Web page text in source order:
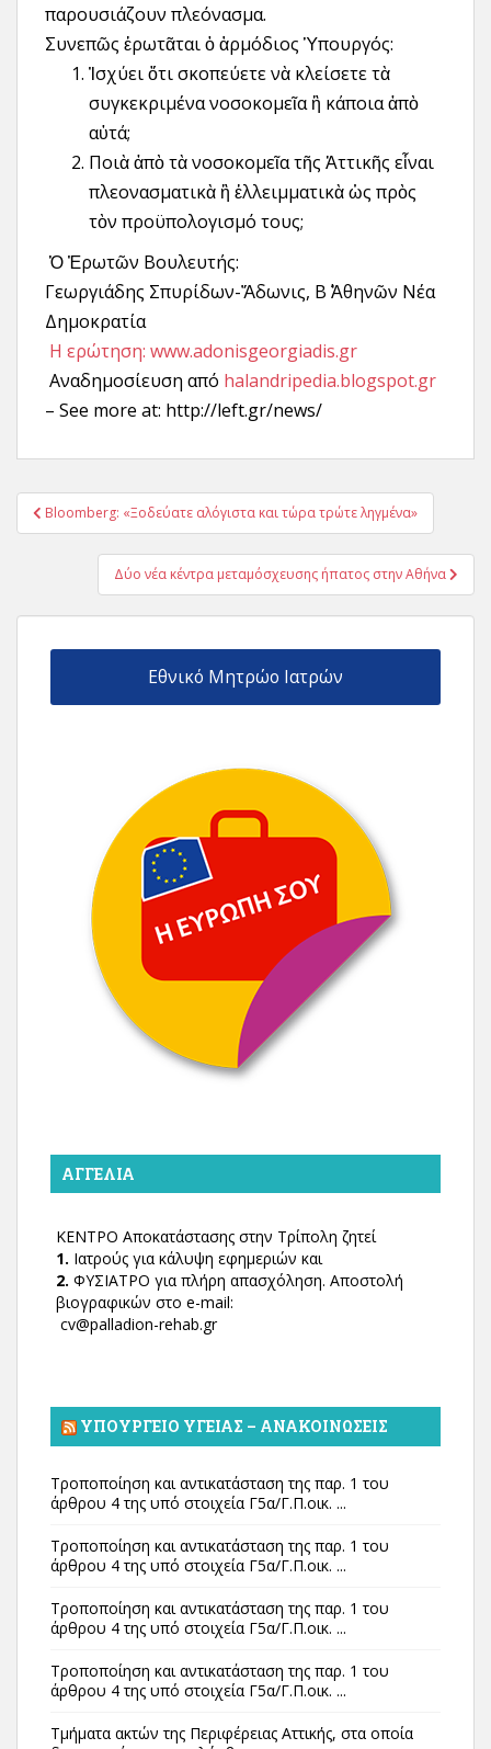
παρουσιάζουν πλεόνασμα.
Συνεπῶς ἐρωτᾶται ὁ ἁρμόδιος Ὑπουργός:
Ἰσχύει ὅτι σκοπεύετε νὰ κλείσετε τὰ
συγκεκριμένα νοσοκομεῖα ἢ κάποια ἀπὸ
αὐτά;
Ποιὰ ἀπὸ τὰ νοσοκομεῖα τῆς Ἀττικῆς εἶναι
πλεονασματικὰ ἢ ἐλλειμματικὰ ὡς πρὸς
τὸν προϋπολογισμό τους;
Ὁ Ἐρωτῶν Βουλευτής:
Γεωργιάδης Σπυρίδων-Ἄδωνις, Β΄ Ἀθηνῶν Νέα
Δημοκρατία
Η ερώτηση: www.adonisgeorgiadis.gr
Αναδημοσίευση από halandripedia.blogspot.gr
– See more at: http://left.gr/news/
Πλοήγηση
άρθρων
Bloomberg: «Ξοδεύατε αλόγιστα και τώρα τρώτε ληγμένα»
Δύο νέα κέντρα μεταμόσχευσης ήπατος στην Αθήνα
Εθνικό Μητρώο Ιατρών
ΑΓΓΕΛΊΑ
ΚΕΝΤΡΟ Αποκατάστασης στην Τρίπολη ζητεί
1. Ιατρούς για κάλυψη εφημεριών και
2. ΦΥΣΙΑΤΡΟ για πλήρη απασχόληση. Αποστολή
βιογραφικών στο e-mail:
cv@palladion-rehab.gr
ΥΠΟΥΡΓΕΊΟ ΥΓΕΊΑΣ – ΑΝΑΚΟΙΝΏΣΕΙΣ
Τροποποίηση και αντικατάσταση της παρ. 1 του
άρθρου 4 της υπό στοιχεία Γ5α/Γ.Π.οικ. ...
Τροποποίηση και αντικατάσταση της παρ. 1 του
άρθρου 4 της υπό στοιχεία Γ5α/Γ.Π.οικ. ...
Τροποποίηση και αντικατάσταση της παρ. 1 του
άρθρου 4 της υπό στοιχεία Γ5α/Γ.Π.οικ. ...
Τροποποίηση και αντικατάσταση της παρ. 1 του
άρθρου 4 της υπό στοιχεία Γ5α/Γ.Π.οικ. ...
Τμήματα ακτών της Περιφέρειας Αττικής, στα οποία